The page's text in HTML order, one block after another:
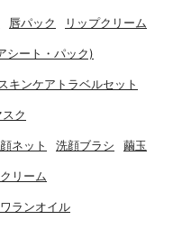
唇パック リップクリーム
シート・パック)
スキンケアトラベルセット
ク
ネット 洗顔ブラシ 繭玉
リーム
ランオイル